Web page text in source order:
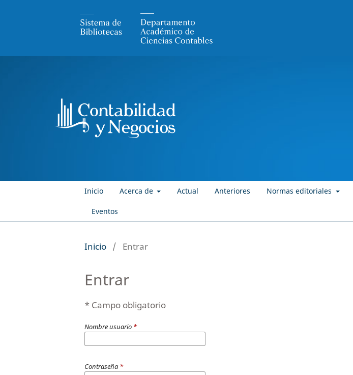
Inicio Acerca de Actual Anteriores Normas editoriales
Eventos
Inicio / Entrar
Entrar
* Campo obligatorio
Nombre usuario *
Contraseña *